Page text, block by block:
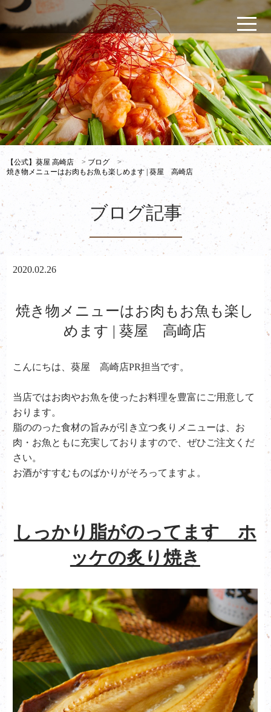
【公式】葵屋 高崎店 > ブログ
>
焼き物メニューはお肉もお魚も楽しめます | 葵屋 高崎店
ブログ記事
2020.02.26
焼き物メニューはお肉もお魚も楽し
めます | 葵屋 高崎店
こんにちは、葵屋 高崎店PR担当です。
当店ではお肉やお魚を使ったお料理を豊富にご用意して
おります。
脂ののった食材の旨みが引き立つ炙りメニューは、お
肉・お魚ともに充実しておりますので、ぜひご注文くだ
さい。
お酒がすすむものばかりがそろってますよ。
しっかり脂がのってます ホ
ッケの炙り焼き